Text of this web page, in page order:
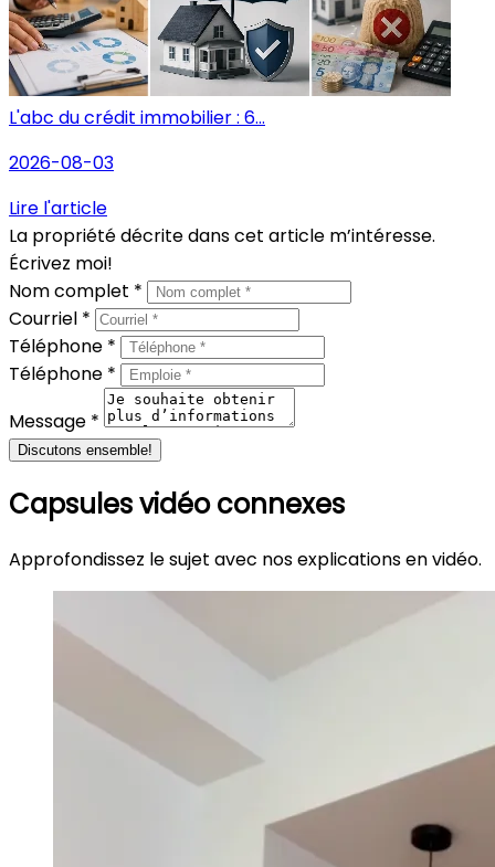
L'abc du crédit immobilier : 6...
2026-08-03
Lire l'article
La propriété décrite dans cet article m’intéresse.
Écrivez moi!
Nom complet *
Courriel *
Téléphone *
Téléphone *
Message *
Discutons ensemble!
Capsules vidéo connexes
Approfondissez le sujet avec nos explications en vidéo.